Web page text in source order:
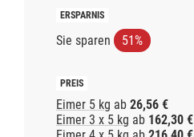
Sie sparen 51%
Eimer 5 kg ab 26,56 €
Eimer 3 x 5 kg ab 162,30 €